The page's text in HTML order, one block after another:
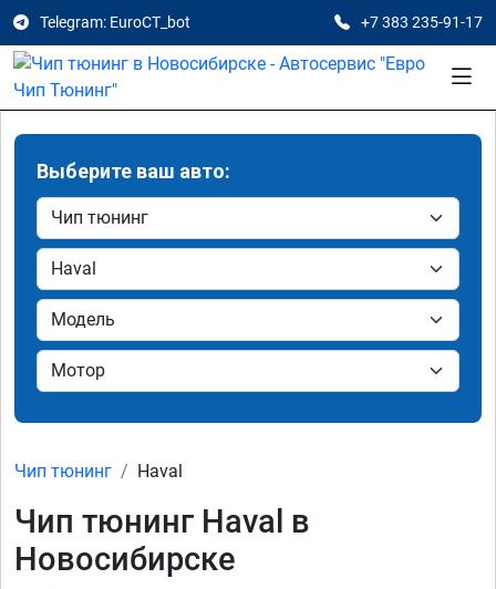
Telegram: EuroCT_bot +7 383 235-91-17
Выберите ваш авто:
Чип тюнинг Haval
Чип тюнинг Haval в
Новосибирске